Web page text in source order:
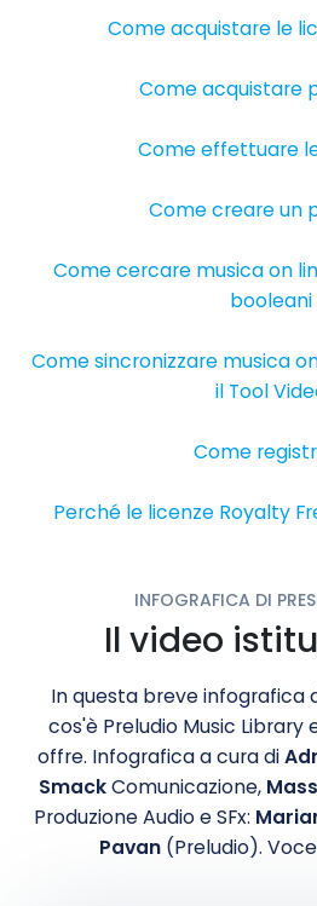
Come acquistare le
Come acquistare
Come effettuare
Come creare un
Come cercare musica on
booleani
Come sincronizzare musica
il Tool
Come
Perché le licenze Royalty
INFOGRAFICA DI
Il video
In questa breve infografica
cos'è Preludio Music Library
offre. Infografica a cura di
SmackComunicazione,
Produzione Audio e SFx:
Pavan(Preludio).